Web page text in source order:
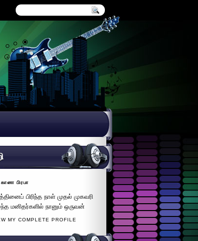
கானா பிரபா
பிரிந்த நாள் முதல் முகவரி
மனிதர்களில் நானும் ஒருவன்
MY COMPLETE PROFILE